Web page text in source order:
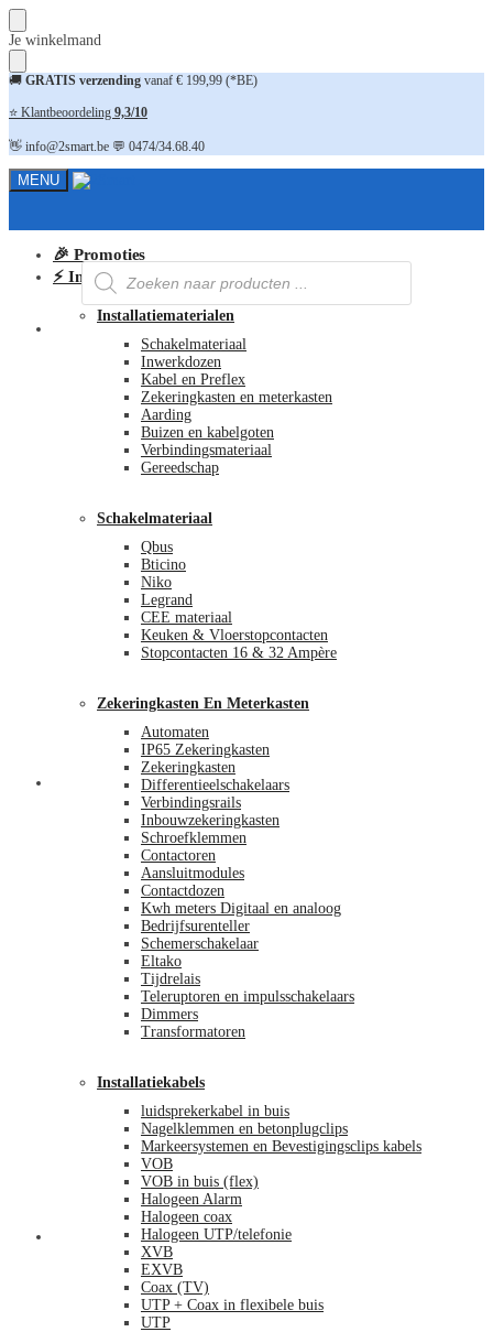
Skip
to
navigation
Skip
to
content
Je winkelmand
🚚 GRATIS verzending vanaf € 199,99 (*BE)
⭐ Klantbeoordeling 9,3/10
👋 info@2smart.be 💬 0474/34.68.40
MENU
Producten
zoeken
Mijn account
🎉 Promoties
⚡ Installatiematerialen
Installatiematerialen
Schakelmateriaal
Inwerkdozen
Kabel en Preflex
Zekeringkasten en meterkasten
Aarding
Buizen en kabelgoten
Verbindingsmateriaal
Gereedschap
Schakelmateriaal
Qbus
Bticino
Niko
Legrand
CEE materiaal
Keuken & Vloerstopcontacten
Stopcontacten 16 & 32 Ampère
Zekeringkasten En Meterkasten
Automaten
IP65 Zekeringkasten
Zekeringkasten
Differentieelschakelaars
Verbindingsrails
Inbouwzekeringkasten
Schroefklemmen
Contactoren
Aansluitmodules
Contactdozen
Kwh meters Digitaal en analoog
Bedrijfsurenteller
Schemerschakelaar
Eltako
Tijdrelais
Teleruptoren en impulsschakelaars
Dimmers
Transformatoren
Installatiekabels
luidsprekerkabel in buis
Nagelklemmen en betonplugclips
Markeersystemen en Bevestigingsclips kabels
VOB
VOB in buis (flex)
Halogeen Alarm
Halogeen coax
Halogeen UTP/telefonie
XVB
EXVB
Coax (TV)
UTP + Coax in flexibele buis
UTP